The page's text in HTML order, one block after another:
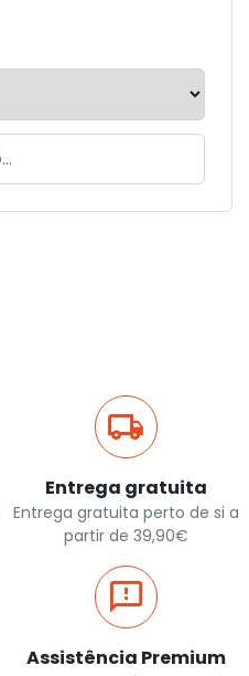
Entrega gratuita
Entrega gratuita perto de si a
partir de 39,90€
Assistência Premium